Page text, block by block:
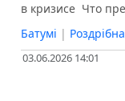
в кризисе ️ Что
Батумі |
03.06.2026 14:01